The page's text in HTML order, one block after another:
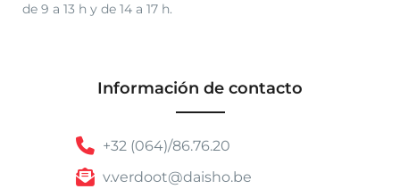
de 9 a 13 h y de 14 a 17 h.
Información de contacto
+32 (064)/86.76.20
v.verdoot@daisho.be